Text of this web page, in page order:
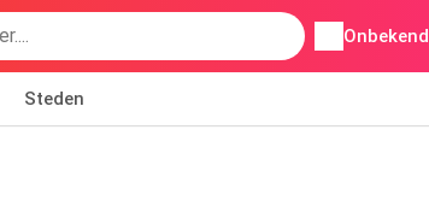
Onbekend
Steden